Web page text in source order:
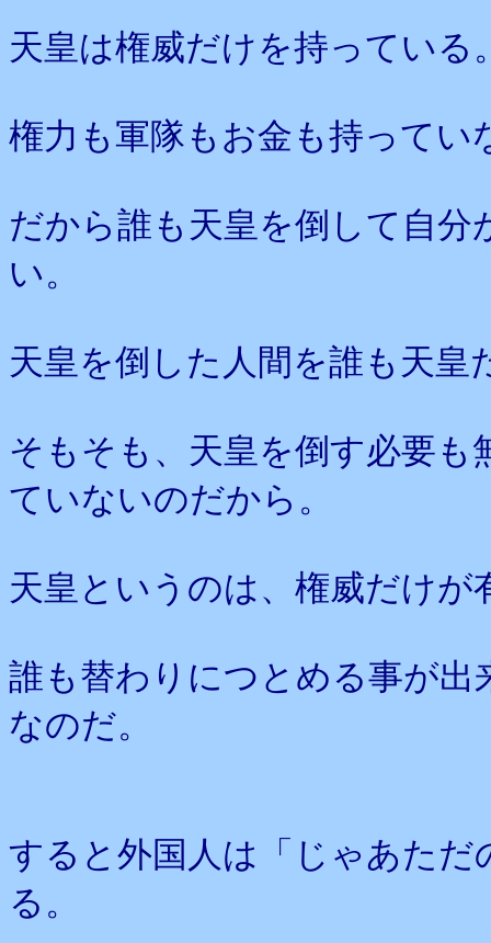
天皇は権威だけを持っている
権力も軍隊もお金も持ってい
だから誰も天皇を倒して自
い。
天皇を倒した人間を誰も天皇
そもそも、天皇を倒す必要
ていないのだから。
天皇というのは、権威だけが
誰も替わりにつとめる事が
なのだ。
すると外国人は「じゃあた
る。